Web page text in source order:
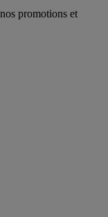
promotions et